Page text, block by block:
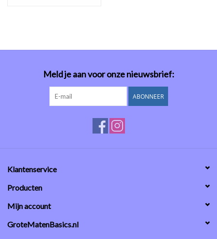
Meld je aan voor onze nieuwsbrief:
ABONNEER
Klantenservice
Producten
Mijn account
GroteMatenBasics.nl